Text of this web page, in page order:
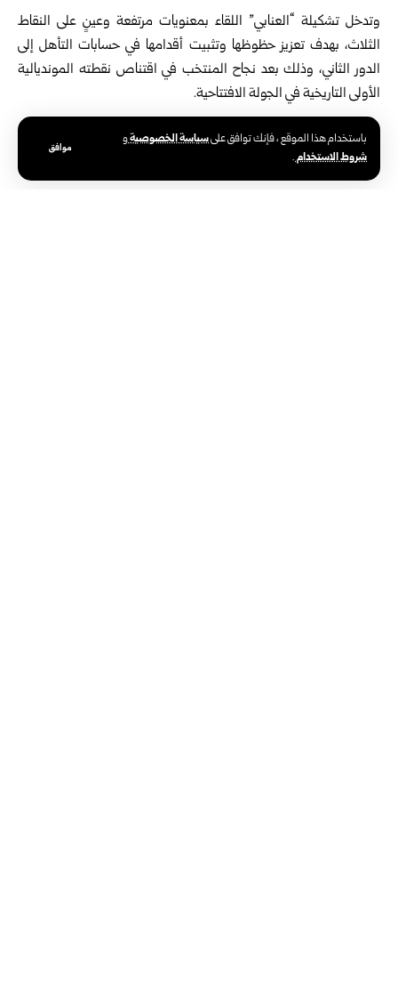
باستخدام هذا الموقع ، فإنك توافق علىسياسة الخصوصيةو
شروط الاستخدام.
موافق
وتدخل تشكيلة “العنابي” اللقاء بمعنويات مرتفعة وعينٍ على النقاط
الثلاث، بهدف تعزيز حظوظها وتثبيت أقدامها في حسابات التأهل إلى
الدور الثاني، وذلك بعد نجاح المنتخب في اقتناص نقطته المونديالية
الأولى التاريخية في الجولة الافتتاحية.
ويدرك الكادر الفني واللاعبون أن الفوز في هذا اللقاء الصعب، يمثل
البوابة الأساسية لكتابة فصل جديد في تاريخ الكرة الآسيوية والعربية.